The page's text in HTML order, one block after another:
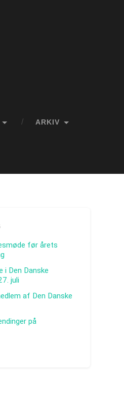
ARKIV
før årets
i Den Danske
juli
af Den Danske
på